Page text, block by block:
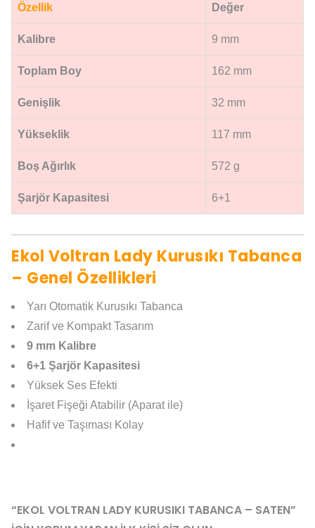
Özellik Değer
Kalibre 9 mm
Toplam Boy 162 mm
Genişlik 32 mm
Yükseklik 117 mm
Boş Ağırlık 572 g
Şarjör Kapasitesi 6+1
Ekol Voltran Lady Kurusıkı Tabanca
– Genel Özellikleri
Yarı Otomatik Kurusıkı Tabanca
Zarif ve Kompakt Tasarım
9 mm Kalibre
6+1 Şarjör Kapasitesi
Yüksek Ses Efekti
İşaret Fişeği Atabilir (Aparat ile)
Hafif ve Taşıması Kolay
“EKOL VOLTRAN LADY KURUSIKI TABANCA – SATEN”